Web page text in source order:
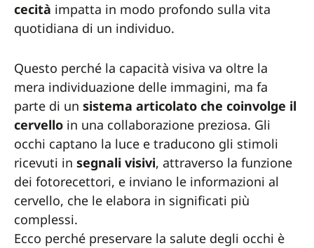
cecità impatta in modo profondo sulla vita
quotidiana di un individuo.
Questo perché la capacità visiva va oltre la
mera individuazione delle immagini, ma fa
parte di un sistema articolato che coinvolge il
cervello in una collaborazione preziosa. Gli
occhi captano la luce e traducono gli stimoli
ricevuti in segnali visivi, attraverso la funzione
dei fotorecettori, e inviano le informazioni al
cervello, che le elabora in significati più
complessi.
Ecco perché preservare la salute degli occhi è